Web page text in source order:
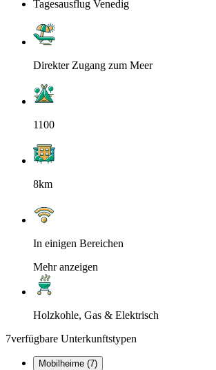
Tagesausflug Venedig
Direkter Zugang zum Meer
1100
8km
In einigen Bereichen
Mehr anzeigen
Holzkohle, Gas & Elektrisch
7verfügbare Unterkunftstypen
Mobilheime (7)